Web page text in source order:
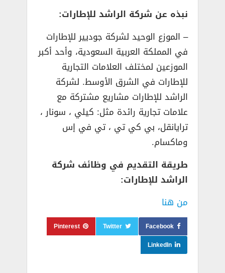
نبذه عن شركة الراشد للإطارات:
– الموزع الوحيد لشركة جوديير للإطارات
في المملكة العربية السعودية، وأحد أكبر
الموزعين لمختلف العلامات التجارية
للإطارات في الشرق الأوسط. لشركة
الراشد للإطارات مشاريع مشتركة مع
علامات تجارية رائدة مثل: كيلي ، سونار ،
ترايانقل، بي كي تي ، تي في إس
وماكسام.
طريقة التقديم في وظائف شركة
الراشد للإطارات:
من هنا
Facebook
Twitter
Pinterest
LinkedIn